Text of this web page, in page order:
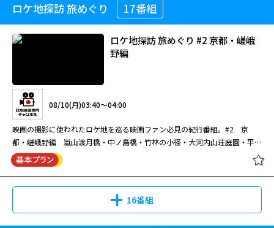
ロケ地探訪 旅めぐり 17番組
ロケ地探訪 旅めぐり #2 京都・嵯峨
野編
08/10(月)03:40～04:00
映画の撮影に使われたロケ地を巡る映画ファン必見の紀行番組。#2 京
都・嵯峨野編 嵐山渡月橋・中ノ島橋・竹林の小径・大河内山荘庭園・平野
屋・落合ほか
16番組